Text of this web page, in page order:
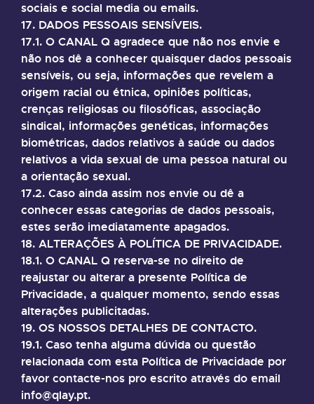
sociais e social media ou emails.
17. DADOS PESSOAIS SENSÍVEIS.
17.1. O CANAL Q agradece que não nos envie e
não nos dê a conhecer quaisquer dados pessoais
sensíveis, ou seja, informações que revelem a
origem racial ou étnica, opiniões políticas,
crenças religiosas ou filosóficas, associação
sindical, informações genéticas, informações
biométricas, dados relativos à saúde ou dados
relativos a vida sexual de uma pessoa natural ou
a orientação sexual.
17.2. Caso ainda assim nos envie ou dê a
conhecer essas categorias de dados pessoais,
estes serão imediatamente apagados.
18. ALTERAÇÕES À POLÍTICA DE PRIVACIDADE.
18.1. O CANAL Q reserva-se no direito de
reajustar ou alterar a presente Política de
Privacidade, a qualquer momento, sendo essas
alterações publicitadas.
19. OS NOSSOS DETALHES DE CONTACTO.
19.1. Caso tenha alguma dúvida ou questão
relacionada com esta Política de Privacidade por
favor contacte-nos pro escrito através do email
info@qlay.pt.